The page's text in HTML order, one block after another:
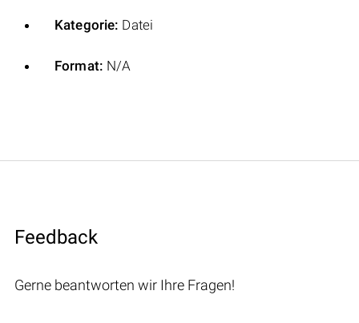
Kategorie: Datei
Format: N/A
Feedback
Gerne beantworten wir Ihre Fragen!